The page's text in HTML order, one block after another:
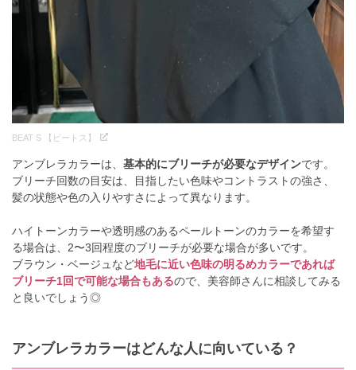
BEAT S 【ビートス】
アンブレラカラーは、 基本的にブリーチが必要なデザインです。
ブリーチ回数の目安は、目指したい色味やコントラストの強さ、
髪の状態や色の入りやすさによって異なります。
ハイトーンカラーや透明感のあるペールトーンのカラーを希望す
る場合は、2〜3回程度のブリーチが必要な場合が多いです。
ブラウン・ベージュなど地毛に近い色味の明るめカラーであれば
ブリーチ1回で可能な場合もあるので、美容師さんに相談してみる
と良いでしょう◎
アンブレラカラーはどんな人に向いている？